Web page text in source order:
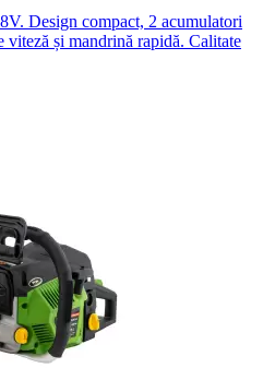
Design compact, 2 acumulatori
și mandrină rapidă. Calitate